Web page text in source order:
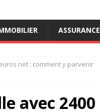
ASSURANCE
net : comment y parvenir
avec 2400